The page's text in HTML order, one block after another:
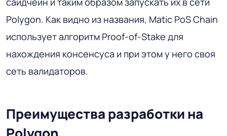
Polygon. Как видно из названия, Matic PoS Chain
использует алгоритм Proof-of-Stake для
нахождения консенсуса и при этом у него своя
сеть валидаторов.
Преимущества разработки на